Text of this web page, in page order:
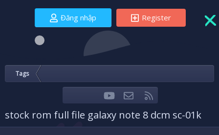
Đăng nhập Register
Tags
FacebookTwitteryoutubeLiên hệ
stock rom full file galaxy note 8 dcm sc-01k